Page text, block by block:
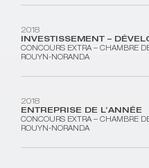
2018
INVESTISSEMENT –
CONCOURS EXTRA – CHAMBRE
ROUYN-NORANDA
2018
ENTREPRISE DE L’ANNÉE
CONCOURS EXTRA – CHAMBRE
ROUYN-NORANDA